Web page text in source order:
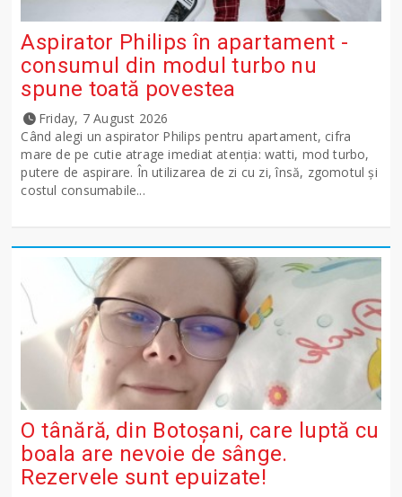
Aspirator Philips în apartament -
consumul din modul turbo nu
spune toată povestea
Friday, 7 August 2026
Când alegi un aspirator Philips pentru apartament, cifra
mare de pe cutie atrage imediat atenția: watti, mod turbo,
putere de aspirare. În utilizarea de zi cu zi, însă, zgomotul și
costul consumabile...
O tânără, din Botoșani, care luptă cu
boala are nevoie de sânge.
Rezervele sunt epuizate!